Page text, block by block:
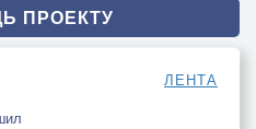
ПРОЕКТУ
ЛЕНТА